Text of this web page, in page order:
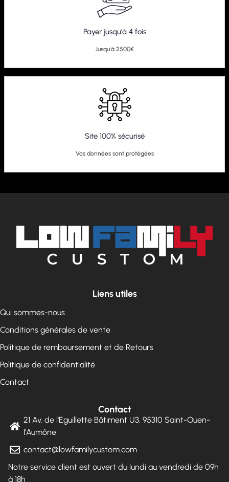
Payer jusqu'à 4 fois
Jusqu'à 2500€
Site 100% sécurisé
Vos données sont protégées
Liens utiles
Qui sommes-nous
Conditions générales de vente
Politique de remboursement et de Retours
Politique de confidentialité
Contact
Contact
21 Av. de l'Eguillette Bâtiment U3, 95310 Saint-Ouen-
l'Aumône
contact@lowfamilycustom.com
Notre service client est ouvert du lundi au vendredi de 09h
à 18h